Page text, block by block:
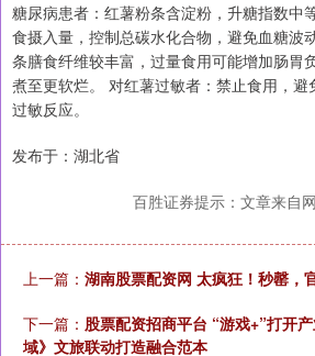
糖尿病患者：红薯粉条含淀粉，升糖指数中
食摄入量，控制总碳水化合物，避免血糖波
条膳食纤维较丰富，过量食用可能增加肠胃
煮至更软烂。 对红薯过敏者：禁止食用，
过敏反应。
发布于：湖北省
百胜证券提示：文章来自
上一篇： 湖南股票配资网 太疯狂！秒罄，
下一篇： 股票配资招商平台 “游戏+”打开
域》文旅联动打造融合范本